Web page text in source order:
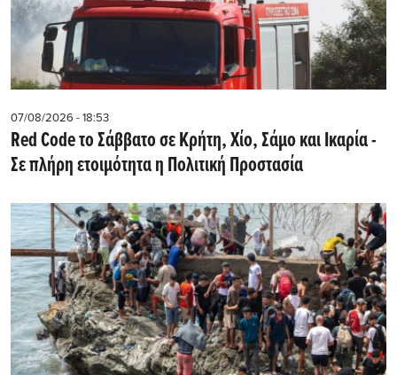
07/08/2026 - 18:53
Red Code το Σάββατο σε Κρήτη, Χίο, Σάμο και Ικαρία -
Σε πλήρη ετοιμότητα η Πολιτική Προστασία